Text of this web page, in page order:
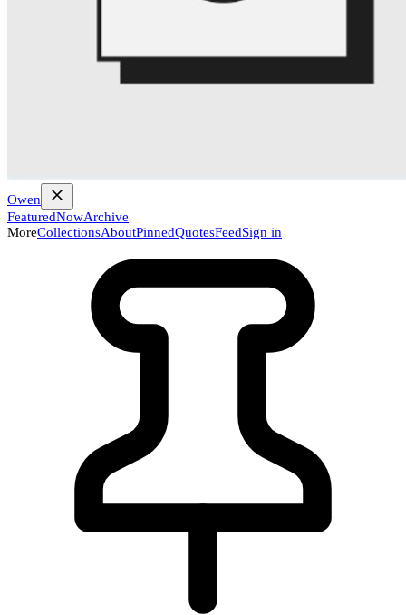
Owen
FeaturedNowArchive
MoreCollectionsAboutPinnedQuotesFeedSign in